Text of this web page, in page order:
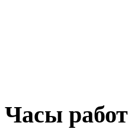
Часы